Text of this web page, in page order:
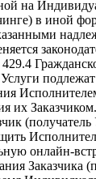
на
в иной
429.4
их Заказчиком.
онлайн-
Заказчика